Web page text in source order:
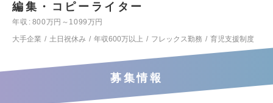
編集・コピーライター
年収
800万円～1099万円
大手企業
土日祝休み 年収600万以上 フレックス勤務 育児支援制度
募集情報